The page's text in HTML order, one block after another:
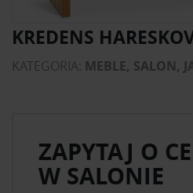
KREDENS
KATEGORIA: MEBLE, SALON,
ZAPYTAJ O
W SALONIE